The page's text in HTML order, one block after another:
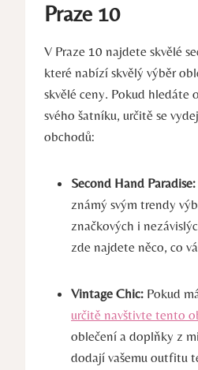
Praze 10
V Praze 10 najdete skvělé
které nabízí skvělý výběr
skvělé ceny. Pokud hledáte
svého šatníku, určitě se
obchodů:
Second Hand Paradise:
známý svým trendy
značkových i
zde najdete něco, co
Vintage Chic: Pokud
určitě navštivte tento
oblečení a doplňky z
dodají vašemu outfitu